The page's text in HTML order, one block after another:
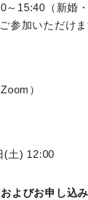
～15:40（新婚
参加いただけ
）
(土) 12:00
よびお申し込